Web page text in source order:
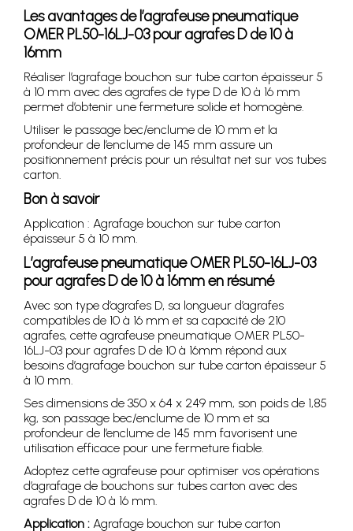
Les avantages de l’agrafeuse pneumatique
OMER PL50-16LJ-03 pour agrafes D de 10 à
16mm
Réaliser l’agrafage bouchon sur tube carton épaisseur 5
à 10 mm avec des agrafes de type D de 10 à 16 mm
permet d’obtenir une fermeture solide et homogène.
Utiliser le passage bec/enclume de 10 mm et la
profondeur de l’enclume de 145 mm assure un
positionnement précis pour un résultat net sur vos tubes
carton.
Bon à savoir
Application : Agrafage bouchon sur tube carton
épaisseur 5 à 10 mm.
L’agrafeuse pneumatique OMER PL50-16LJ-03
pour agrafes D de 10 à 16mm en résumé
Avec son type d’agrafes D, sa longueur d’agrafes
compatibles de 10 à 16 mm et sa capacité de 210
agrafes, cette agrafeuse pneumatique OMER PL50-
16LJ-03 pour agrafes D de 10 à 16mm répond aux
besoins d’agrafage bouchon sur tube carton épaisseur 5
à 10 mm.
Ses dimensions de 350 x 64 x 249 mm, son poids de 1,85
kg, son passage bec/enclume de 10 mm et sa
profondeur de l’enclume de 145 mm favorisent une
utilisation efficace pour une fermeture fiable.
Adoptez cette agrafeuse pour optimiser vos opérations
d’agrafage de bouchons sur tubes carton avec des
agrafes D de 10 à 16 mm.
Application : Agrafage bouchon sur tube carton